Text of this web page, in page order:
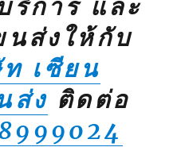
ริการ และ
นส่งให้กับ
เซียน
ส่ง ติดต่อ